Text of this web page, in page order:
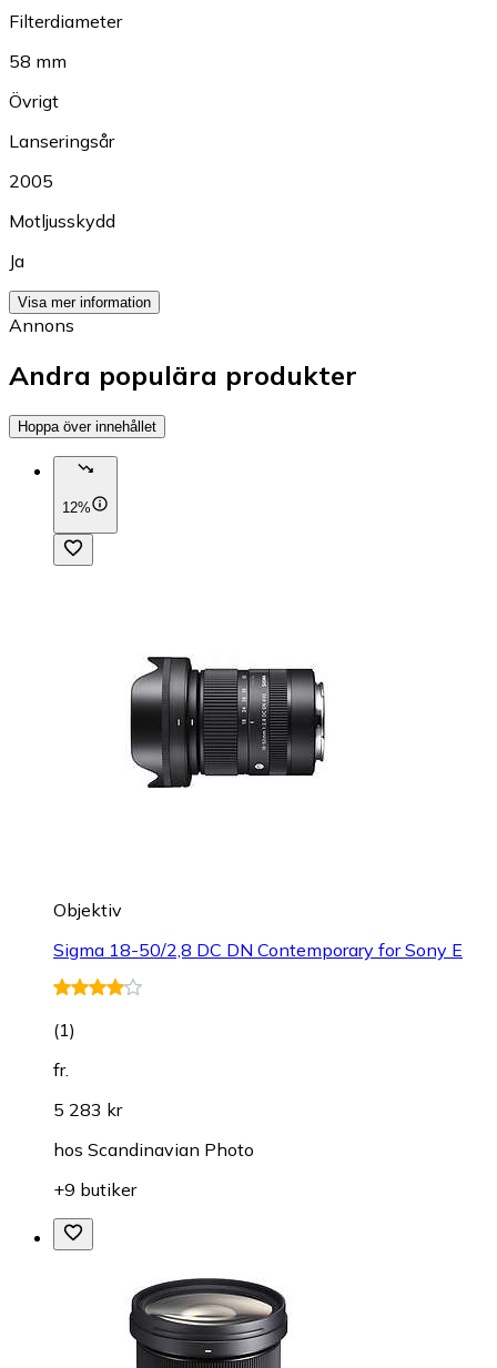
Filterdiameter
58 mm
Övrigt
Lanseringsår
2005
Motljusskydd
Ja
Visa mer information
Annons
Andra populära produkter
Hoppa över innehållet
12%
Objektiv
Sigma 18-50/2,8 DC DN Contemporary for Sony E
(1)
fr.
5 283 kr
hos Scandinavian Photo
+9 butiker